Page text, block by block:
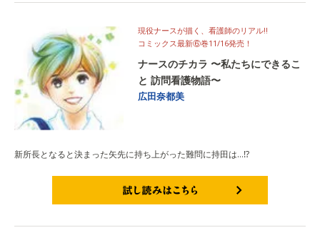
現役ナースが描く、看護師のリアル!!
コミックス最新⑥巻11/16発売！
ナースのチカラ 〜私たちにできるこ
と 訪問看護物語〜
広田奈都美
新所長となると決まった矢先に持ち上がった難問に持田は…⁉️